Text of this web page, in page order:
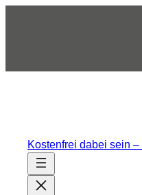
Kostenfrei dabei sein